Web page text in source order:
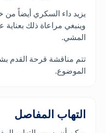
يزيد داء السكري أيضاً من
وينبغي مراعاة ذلك
المشي.
تتم مناقشة قرحة القدم
الموضوع.
التهاب المفاصل